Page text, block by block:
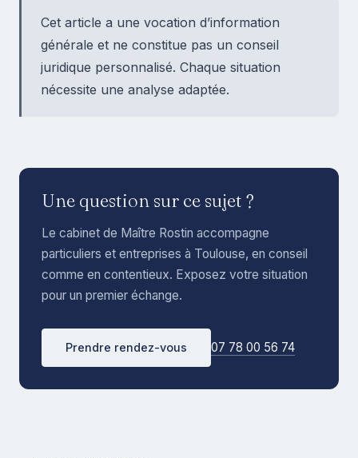
Cet article a une vocation d’information
générale et ne constitue pas un conseil
juridique personnalisé. Chaque situation
nécessite une analyse adaptée.
Une question sur ce sujet ?
Le cabinet de Maître Rostin accompagne
particuliers et entreprises à Toulouse, en conseil
comme en contentieux. Exposez votre situation
pour un premier échange.
Prendre rendez-vous 07 78 00 56 74